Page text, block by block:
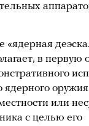
«ядерная
в первую
ядерного оружия
или
с целью его